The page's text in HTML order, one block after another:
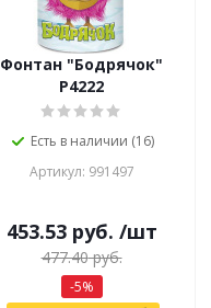
Фонтан "Бодрячок"
Р4222
Есть в наличии (16)
Артикул: 991497
453.53руб. /шт
477.40руб.
-5%